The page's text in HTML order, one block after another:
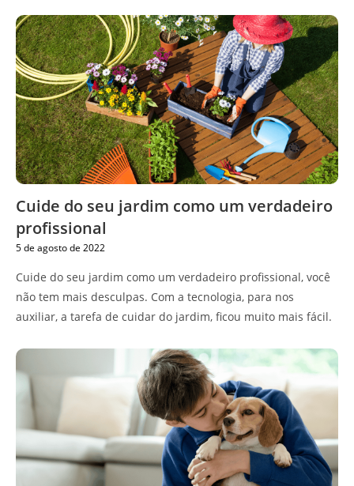
Cuide do seu jardim como um verdadeiro
profissional
5 de agosto de 2022
Cuide do seu jardim como um verdadeiro profissional, você
não tem mais desculpas. Com a tecnologia, para nos
auxiliar, a tarefa de cuidar do jardim, ficou muito mais fácil.